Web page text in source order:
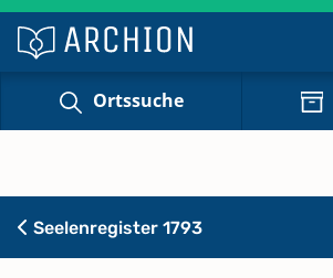
Ortssuche
Seelenregister 1793